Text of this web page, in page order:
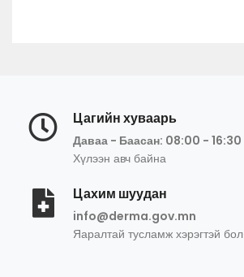
Цагийн хуваарь
Даваа - Баасан: 08:00 - 16:30
Хүлээн авч байна
Цахим шуудан
info@derma.gov.mn
Яаралтай тусламж хэрэгтэй бол